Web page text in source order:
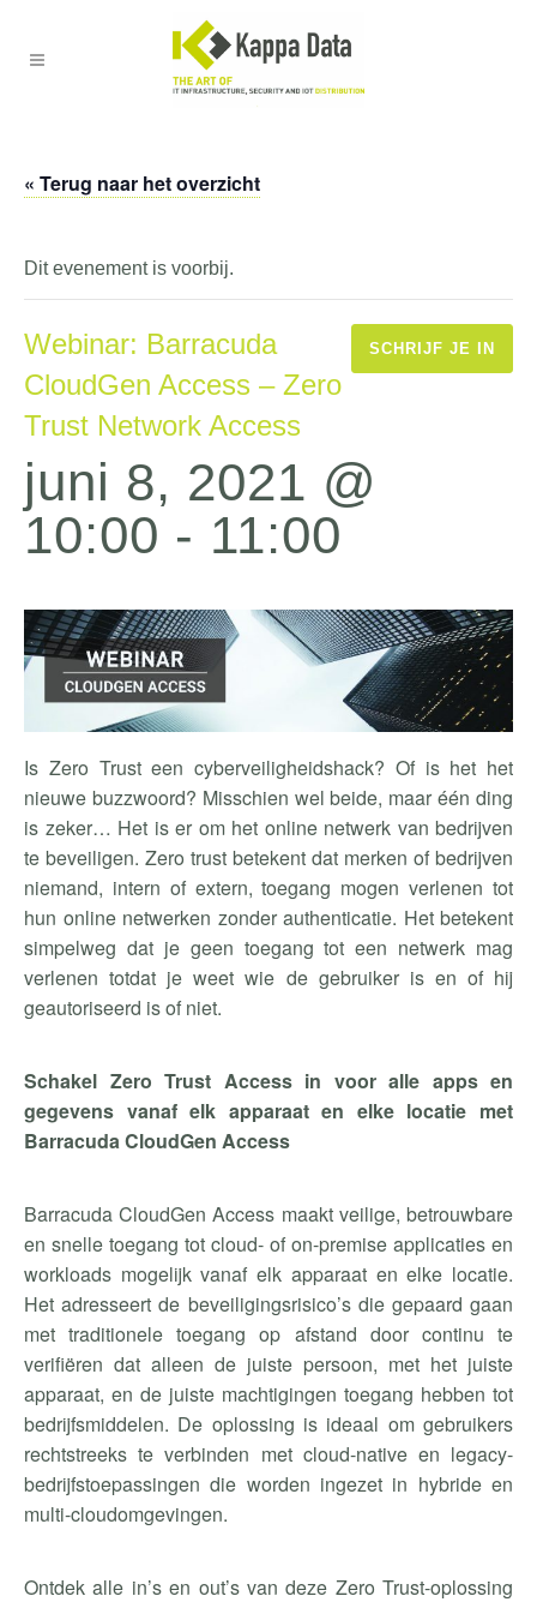
« Terug naar het overzicht
Dit evenement is voorbij.
SCHRIJF JE IN
Webinar: Barracuda
CloudGen Access – Zero
Trust Network Access
juni 8, 2021 @
10:00 - 11:00
Is Zero Trust een cyberveiligheidshack? Of is het het
nieuwe buzzwoord? Misschien wel beide, maar één ding
is zeker… Het is er om het online netwerk van bedrijven
te beveiligen. Zero trust betekent dat merken of bedrijven
niemand, intern of extern, toegang mogen verlenen tot
hun online netwerken zonder authenticatie. Het betekent
simpelweg dat je geen toegang tot een netwerk mag
verlenen totdat je weet wie de gebruiker is en of hij
geautoriseerd is of niet.
Schakel Zero Trust Access in voor alle apps en
gegevens vanaf elk apparaat en elke locatie met
Barracuda CloudGen Access
Barracuda CloudGen Access maakt veilige, betrouwbare
en snelle toegang tot cloud- of on-premise applicaties en
workloads mogelijk vanaf elk apparaat en elke locatie.
Het adresseert de beveiligingsrisico’s die gepaard gaan
met traditionele toegang op afstand door continu te
verifiëren dat alleen de juiste persoon, met het juiste
apparaat, en de juiste machtigingen toegang hebben tot
bedrijfsmiddelen. De oplossing is ideaal om gebruikers
rechtstreeks te verbinden met cloud-native en legacy-
bedrijfstoepassingen die worden ingezet in hybride en
multi-cloudomgevingen.
Ontdek alle in’s en out’s van deze Zero Trust-oplossing